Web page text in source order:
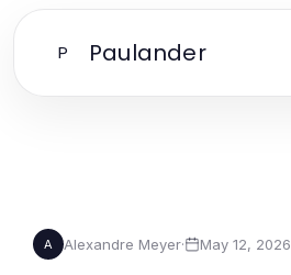
P Paulander
A Alexandre Meyer· May 12, 2026